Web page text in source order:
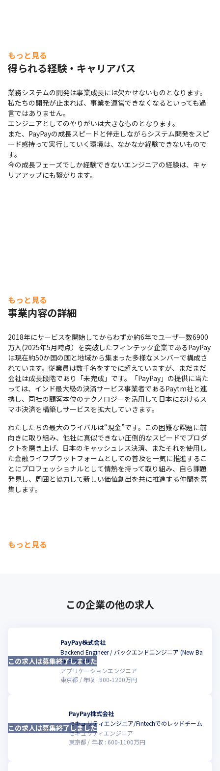
もっと見る
得られる経験・キャリアパス
業務システムの開発は事業成長には欠かせないものとなります。
私たちの開発が止まれば、事業を運営できなくなるといっても過
言ではありません。
エンジニアとしてのやりがいは大きなものとなります。
また、PayPayの成長スピードと伴走しながらシステム開発をスピ
ード感持って実行していく環境は、なかなか経験できないもので
す。
今の成長フェーズでしか経験できないエンジニアの経験は、キャ
リアアップにも繋がります。
もっと見る
事業内容の詳細
2018年にサービスを開始してからわずか約6年でユーザー数6900
万人(2025年5月時点）を突破したフィンテック企業であるPayPay
は現在約50か国の国と地域から集まった多様なメンバーで構成さ
れています。従業員は数千名をすでに超えていますが、まだまだ
会社は成長段階であり「未完成」です。「PayPay」の提供に当た
っては、インド最大級の決済サービス事業者であるPaytm社と連
携し、同社の顧客本位のテクノロジーを活用して日本におけるス
マホ決済を構築しサービスを拡大していきます。
わたしたちの最大のライバルは“現金”です。この困難な課題に前
向きに取り組み、他社に真似できない圧倒的なスピードでプロダ
クトを磨き上げ、日本のキャッシュレス決済、またそれを使用し
た金融ライフプラットフォームとしての普及を一気に推進するこ
とにプロフェッショナルとして情熱を持って取り組み、自ら課題
発見し、周囲と協力して新しい価値創出を共に推進する仲間を募
集します。
もっと見る
この企業の他の求人
PayPay株式会社
Backend Engineer / バックエンドエンジニア (New Ba
nk Project)
アプリケーションエンジニア
東京都
年収 : 800-1200万円
この求人は募集終了しました
PayPay株式会社
セキュリティエンジニア/Fintechでのレッドチーム
セキュリティエンジニア
東京都
年収 : 600-1100万円
この求人は募集終了しました